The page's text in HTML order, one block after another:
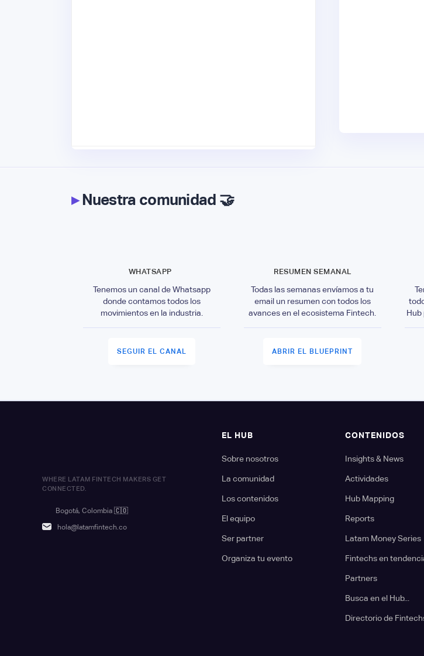
▸Nuestra comunidad 🤝
WHATSAPP
Tenemos un canal de Whatsapp
donde contamos todos los
movimientos en la industria.
SEGUIR EL CANAL
RESUMEN SEMANAL
Todas las semanas envíamos a tu
email un resumen con todos los
avances en el ecosistema Fintech.
ABRIR EL BLUEPRINT
Hub
WHERE LATAM FINTECH MAKERS GET
CONNECTED.
Bogotá, Colombia 🇨🇴
hola@latamfintech.co
EL HUB
Sobre nosotros
La comunidad
Los contenidos
El equipo
Ser partner
Organiza tu evento
CONTENIDOS
Insights & News
Actividades
Hub Mapping
Reports
Latam Money Series
Fintechs en
Partners
Busca en el Hub...
Directorio de